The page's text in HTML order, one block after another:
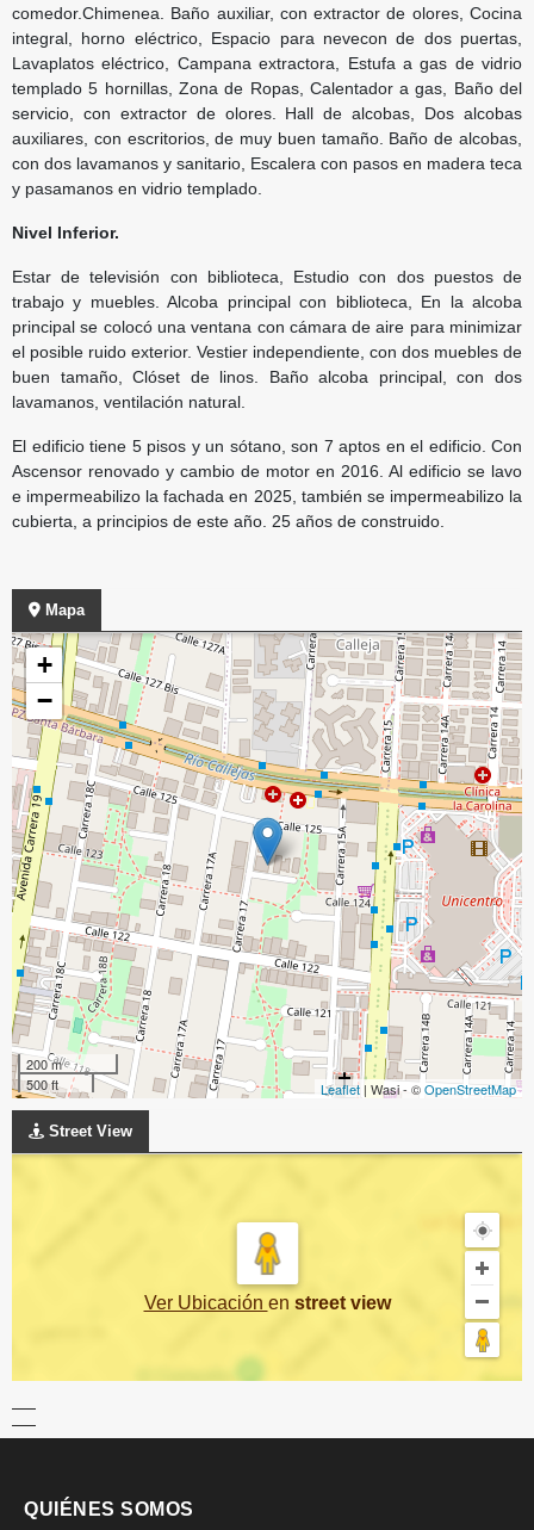
comedor.Chimenea. Baño auxiliar, con extractor de olores, Cocina
integral, horno eléctrico, Espacio para nevecon de dos puertas,
Lavaplatos eléctrico, Campana extractora, Estufa a gas de vidrio
templado 5 hornillas, Zona de Ropas, Calentador a gas, Baño del
servicio, con extractor de olores. Hall de alcobas, Dos alcobas
auxiliares, con escritorios, de muy buen tamaño. Baño de alcobas,
con dos lavamanos y sanitario, Escalera con pasos en madera teca
y pasamanos en vidrio templado.
Nivel Inferior.
Estar de televisión con biblioteca, Estudio con dos puestos de
trabajo y muebles. Alcoba principal con biblioteca, En la alcoba
principal se colocó una ventana con cámara de aire para minimizar
el posible ruido exterior. Vestier independiente, con dos muebles de
buen tamaño, Clóset de linos. Baño alcoba principal, con dos
lavamanos, ventilación natural.
El edificio tiene 5 pisos y un sótano, son 7 aptos en el edificio. Con
Ascensor renovado y cambio de motor en 2016. Al edificio se lavo
e impermeabilizo la fachada en 2025, también se impermeabilizo la
cubierta, a principios de este año. 25 años de construido.
Mapa
+
−
200 m
500 ft
Leaflet | Wasi - ©OpenStreetMap
Street View
Ver Ubicación en street view
QUIÉNES SOMOS